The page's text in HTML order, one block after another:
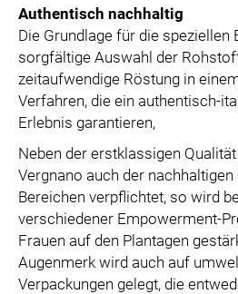
Authentisch nachhaltig
Die Grundlage für die speziellen
sorgfältige Auswahl der
zeitaufwendige Röstung in
Verfahren, die ein authentisch-
Erlebnis garantieren,
Neben der erstklassigen
Vergnano auch der
Bereichen verpflichtet, so wird
verschiedener Empowerment-
Frauen auf den Plantagen
Augenmerk wird auch auf
Verpackungen gelegt, die